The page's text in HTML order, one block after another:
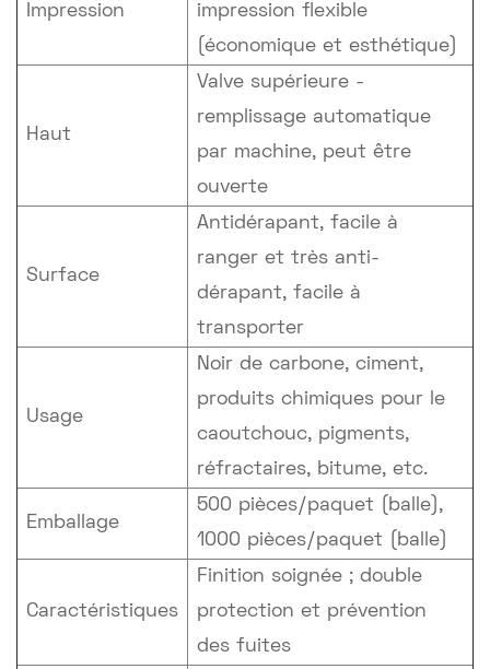
Impression
impression flexible
(économique et esthétique)
Haut
Valve supérieure -
remplissage automatique
par machine, peut être
ouverte
Surface
Antidérapant, facile à
ranger et très anti-
dérapant, facile à
transporter
Usage
Noir de carbone, ciment,
produits chimiques pour le
caoutchouc, pigments,
réfractaires, bitume, etc.
Emballage
500 pièces/paquet (balle),
1000 pièces/paquet (balle)
Caractéristiques
Finition soignée ; double
protection et prévention
des fuites